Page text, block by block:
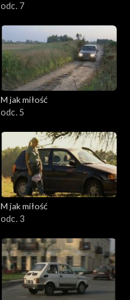
odc. 7
M jak miłość
odc. 5
M jak miłość
odc. 3